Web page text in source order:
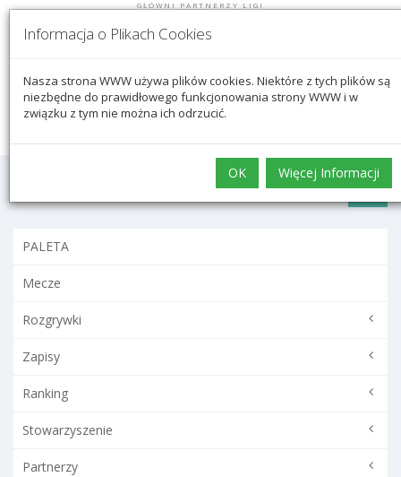
GŁÓWNI PARTNERZY LIGI
Logowanie
PALETA
Mecze
Rozgrywki
Zapisy
Ranking
Stowarzyszenie
Partnerzy
Informacja o Plikach Cookies
Nasza strona WWW używa plików cookies. Niektóre z tych plików są
niezbędne do prawidłowego funkcjonowania strony WWW i w
związku z tym nie można ich odrzucić.
OK Więcej Informacji